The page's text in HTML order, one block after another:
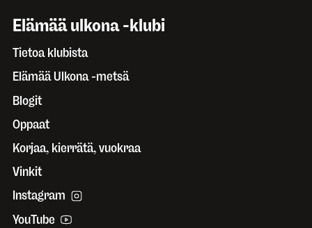
Elämää ulkona -klubi
Tietoa klubista
Elämää Ulkona -metsä
Blogit
Oppaat
Korjaa, kierrätä, vuokraa
Vinkit
Instagram
YouTube